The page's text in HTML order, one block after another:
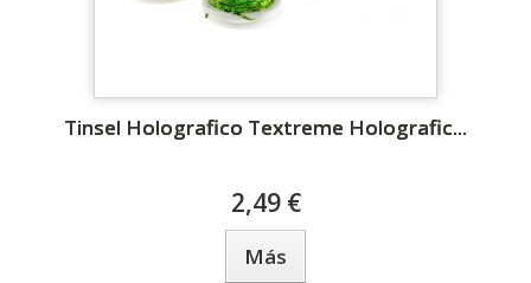
Tinsel Holografico Textreme Holografic...
2,49 €
Más